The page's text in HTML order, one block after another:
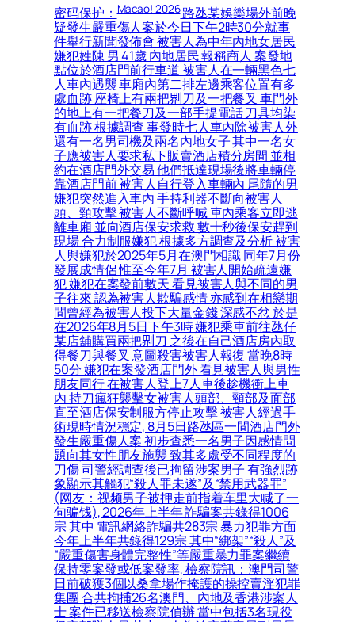
密码保护：Macao! 2026路氹某娛樂場外前晚
疑發生嚴重傷人案於今日下午2時30分就事
件舉行新聞發佈會 被害人為中年內地女居民
嫌犯姓陳 男 41歲 內地居民 報稱商人 案發地
點位於酒店門前行車道 被害人在一輛黑色七
人車內遇襲 車廂內第二排左邊乘客位置有多
處血跡 座椅上有兩把𠝹刀及一把餐叉 車門外
的地上有一把餐刀及一部手提電話 刀具均染
有血跡 根據調查 事發時七人車內除被害人外
還有一名男司機及兩名內地女子 其中一名女
子應被害人要求私下販賣酒店積分房間 並相
約在酒店門外交易 他們抵達現場後將車輛停
靠酒店門前 被害人自行登入車輛內 尾隨的男
嫌犯突然進入車內 手持利器不斷向被害人
頭、頸攻擊 被害人不斷呼喊 車內乘客立即逃
離車廂 並向酒店保安求救 數十秒後保安趕到
現場 合力制服嫌犯 根據多方調查及分析 被害
人與嫌犯於2025年5月在澳門相識 同年7月份
發展成情侶 惟至今年7月 被害人開始疏遠嫌
犯 嫌犯在案發前數天 看見被害人與不同的男
子往來 認為被害人欺騙感情 亦感到在相戀期
間曾經為被害人投下大量金錢 深感不忿 於是
在2026年8月5日下午3時 嫌犯乘車前往氹仔
某店舖購買兩把𠝹刀 之後在自己酒店房內取
得餐刀與餐叉 意圖殺害被害人報復 當晚8時
50分 嫌犯在案發酒店門外 看見被害人與男性
朋友同行 在被害人登上7人車後趁機衝上車
內 持刀瘋狂襲擊女被害人頭部、頸部及面部
直至酒店保安制服方停止攻擊 被害人經過手
術現時情況穩定, 8月5日路氹區一間酒店門外
發生嚴重傷人案 初步查悉一名男子因感情問
題向其女性朋友施襲 致其多處受不同程度的
刀傷 司警經調查後已拘留涉案男子 有強烈跡
象顯示其觸犯“殺人罪未遂”及“禁用武器罪”
(网友：视频男子被押走前指着车里大喊了一
句骗钱), 2026年上半年 詐騙案共錄得1006
宗 其中 電訊網絡詐騙共283宗 暴力犯罪方面
今年上半年共錄得129宗 其中“綁架”“殺人”及
“嚴重傷害身體完整性”等嚴重暴力罪案繼續
保持零案發或低案發率, 檢察院訊：澳門司警
日前破獲3個以桑拿場作掩護的操控賣淫犯罪
集團 合共拘捕26名澳門、內地及香港涉案人
士 案件已移送檢察院偵辦 當中包括3名現役